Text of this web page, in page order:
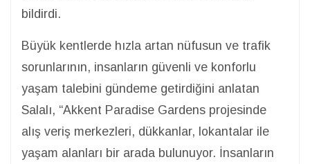
bildirdi.
Büyük kentlerde hızla artan nüfusun ve trafik
sorunlarının, insanların güvenli ve konforlu
yaşam talebini gündeme getirdiğini anlatan
Salalı, “Akkent Paradise Gardens projesinde
alış veriş merkezleri, dükkanlar, lokantalar ile
yaşam alanları bir arada bulunuyor. İnsanların